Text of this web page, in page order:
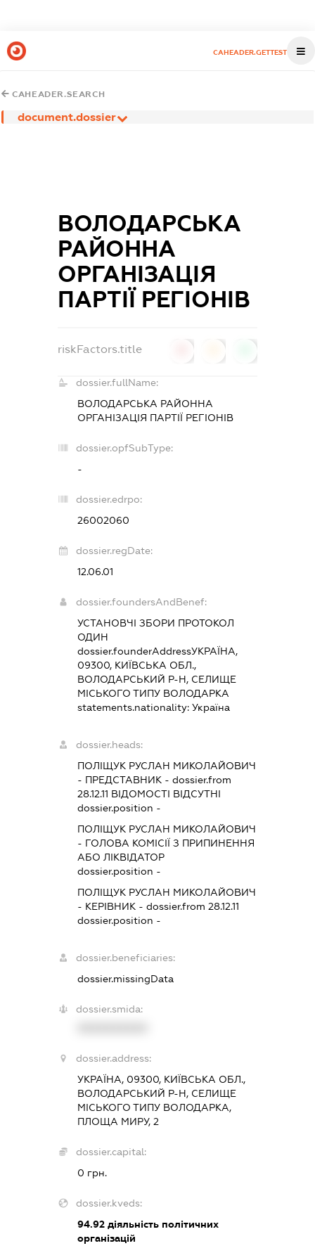
CAHEADER.GETTEST
CAHEADER.SEARCH
document.dossier
ВОЛОДАРСЬКА
РАЙОННА
ОРГАНІЗАЦІЯ
ПАРТІЇ РЕГІОНІВ
riskFactors.title
dossier.fullName:
ВОЛОДАРСЬКА РАЙОННА
ОРГАНІЗАЦІЯ ПАРТІЇ РЕГІОНІВ
dossier.opfSubType:
-
dossier.edrpo:
26002060
dossier.regDate:
12.06.01
dossier.foundersAndBenef:
УСТАНОВЧІ ЗБОРИ ПРОТОКОЛ
ОДИН
dossier.founderAddressУКРАЇНА,
09300, КИЇВСЬКА ОБЛ.,
ВОЛОДАРСЬКИЙ Р-Н, СЕЛИЩЕ
МІСЬКОГО ТИПУ ВОЛОДАРКА
statements.nationality:Україна
dossier.heads:
ПОЛІЩУК РУСЛАН МИКОЛАЙОВИЧ
- ПРЕДСТАВНИК - dossier.from
28.12.11 ВІДОМОСТІ ВІДСУТНІ
dossier.position -
ПОЛІЩУК РУСЛАН МИКОЛАЙОВИЧ
- ГОЛОВА КОМІСІЇ З ПРИПИНЕННЯ
АБО ЛІКВІДАТОР
dossier.position -
ПОЛІЩУК РУСЛАН МИКОЛАЙОВИЧ
- КЕРІВНИК - dossier.from 28.12.11
dossier.position -
dossier.beneficiaries:
dossier.missingData
dossier.smida:
dossier.address:
УКРАЇНА, 09300, КИЇВСЬКА ОБЛ.,
ВОЛОДАРСЬКИЙ Р-Н, СЕЛИЩЕ
МІСЬКОГО ТИПУ ВОЛОДАРКА,
ПЛОЩА МИРУ, 2
dossier.capital:
0 грн.
dossier.kveds:
94.92 діяльність політичних
організацій